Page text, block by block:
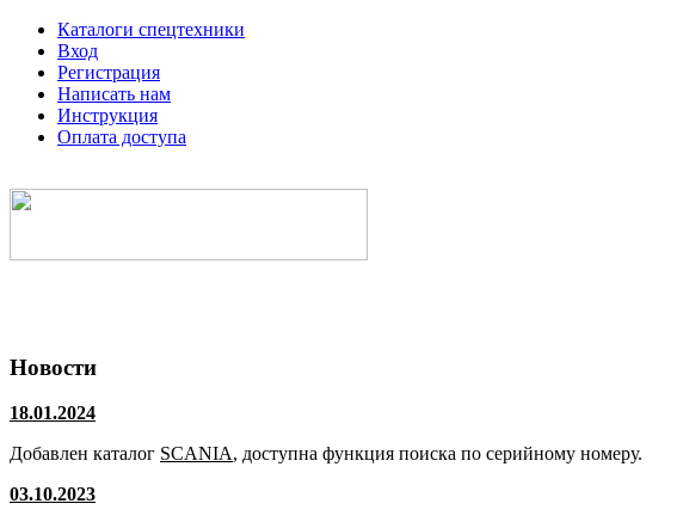
Каталоги спецтехники
Вход
Регистрация
Написать нам
Инструкция
Оплата доступа
Новости
18.01.2024
Добавлен каталог SCANIA, доступна функция поиска по серийному номеру.
03.10.2023